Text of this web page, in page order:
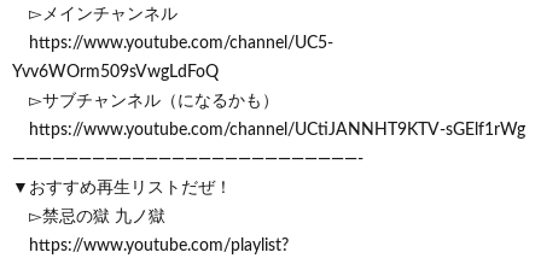
▻メインチャンネル
https://www.youtube.com/channel/UC5-
Yvv6WOrm509sVwgLdFoQ
▻サブチャンネル（になるかも）
https://www.youtube.com/channel/UCtiJANNHT9KTV-sGElf1rWg
——————————————————————————-
▼おすすめ再生リストだぜ！
▻禁忌の獄 九ノ獄
https://www.youtube.com/playlist?